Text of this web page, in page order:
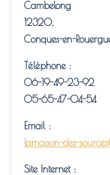
Cambelong
12320,
Conques-en-
Téléphone :
‭06-19-49-23-92
05-65-47-04-54
Email :
lamaison-des-
Site Internet :